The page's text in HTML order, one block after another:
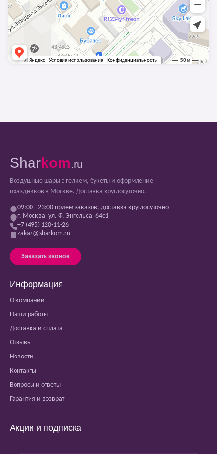
Sharkom.ru
Воздушные шары с гелием, букеты и оформление
праздников в Москве. Доставка круглосуточно.
09:00 - 23:00 прием заказов, доставка круглосуточно
г. Москва, ул. Ф. Энгельса, 64с1
+7 (495) 120-11-26
zakaz@sharkom.ru
Заказать звонок
Информация
О компании
Наши работы
Доставка и оплата
Отзывы
Новости
Контакты
Вопросы и ответы
Гарантия и возврат
Акции и подписка